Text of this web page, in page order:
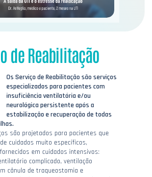
de Reabilitação
Os Serviço de Reabilitação são serviços
especializados para pacientes com
insuficiência ventilatória e/ou
neurológica persistente após a
estabilização e recuperação de todas
são projetados para pacientes que
cuidados muito específicos,
em cuidados intensivos:
complicado, ventilação
cânula de traqueostomia e